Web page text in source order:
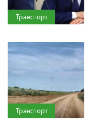
Транспорт
Транспорт